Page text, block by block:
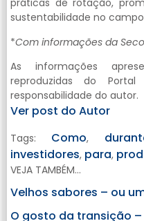
práticas de rotação,
sustentabilidade no
*Com informações da
As informações
reproduzidas do
responsabilidade do autor.
Ver post do Autor
Tags: Como,
investidores, para,
VEJA TAMBÉM...
Velhos sabores – ou
O gosto da transição